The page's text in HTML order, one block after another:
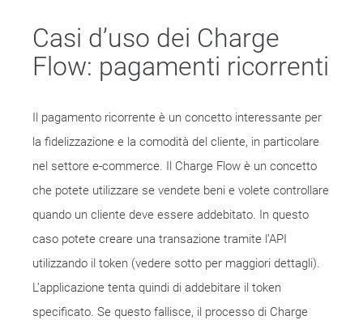
Casi d’uso dei Charge
Flow: pagamenti ricorrenti
Il pagamento ricorrente è un concetto interessante per
la fidelizzazione e la comodità del cliente, in particolare
nel settore e-commerce. Il Charge Flow è un concetto
che potete utilizzare se vendete beni e volete controllare
quando un cliente deve essere addebitato. In questo
caso potete creare una transazione tramite l’API
utilizzando il token (vedere sotto per maggiori dettagli).
L’applicazione tenta quindi di addebitare il token
specificato. Se questo fallisce, il processo di Charge